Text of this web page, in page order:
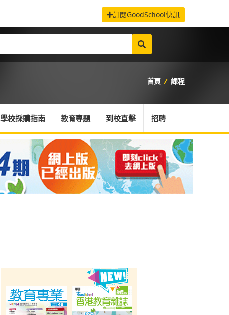
訂閱GoodSchool快訊
首頁 / 課程
學校採購指南 教育專題 到校直擊 招聘